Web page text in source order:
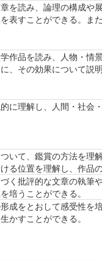
を読み、論理の構成や
表すことができる。ま
作品を読み、人物・情
、その効果について説
に理解し、人間・社会
いて、鑑賞の方法を理
る位置を理解し、作品
く批評的な文章の執筆
培うことができる。
成をとおして感受性を
かすことができる。